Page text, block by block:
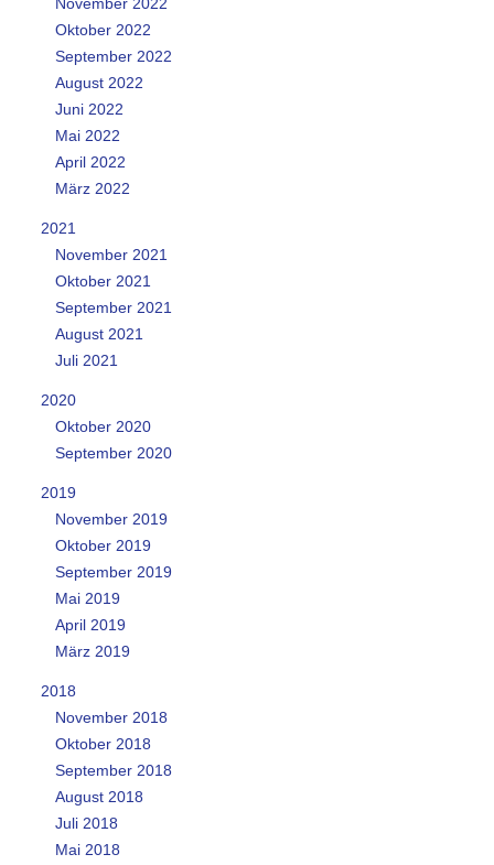
Oktober 2022
September 2022
August 2022
Juni 2022
Mai 2022
April 2022
März 2022
2021
November 2021
Oktober 2021
September 2021
August 2021
Juli 2021
2020
Oktober 2020
September 2020
2019
November 2019
Oktober 2019
September 2019
Mai 2019
April 2019
März 2019
2018
November 2018
Oktober 2018
September 2018
August 2018
Juli 2018
Mai 2018